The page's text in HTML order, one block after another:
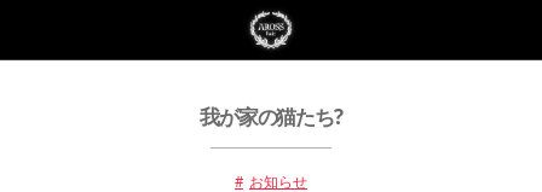
我が家の猫たち?
お知らせ